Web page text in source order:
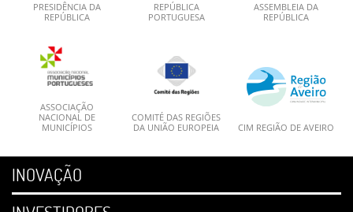
PRESIDÊNCIA DA
REPÚBLICA
REPÚBLICA
PORTUGUESA
ASSEMBLEIA DA
REPÚBLICA
ASSOCIAÇÃO
NACIONAL DE
MUNICÍPIOS
COMITÉ DAS REGIÕES
DA UNIÃO EUROPEIA
CIM REGIÃO DE AVEIRO
INOVAÇÃO